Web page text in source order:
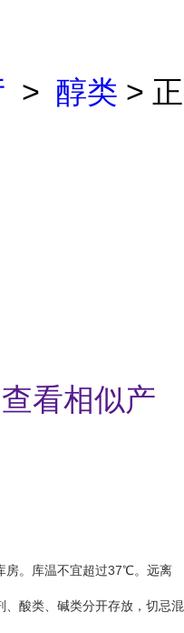
> 醇类 > 正
查看相似产
房。库温不宜超过37℃。远离
酸类、碱类分开存放，切忌混